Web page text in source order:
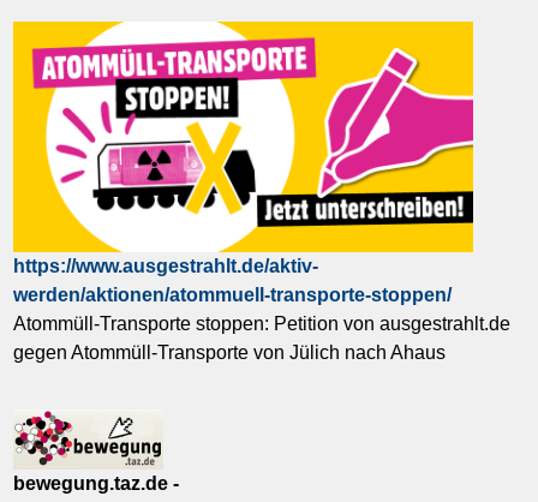
https://www.ausgestrahlt.de/aktiv-
werden/aktionen/atommuell-transporte-stoppen/
Atommüll-Transporte stoppen: Petition von ausgestrahlt.de
gegen Atommüll-Transporte von Jülich nach Ahaus
bewegung.taz.de -